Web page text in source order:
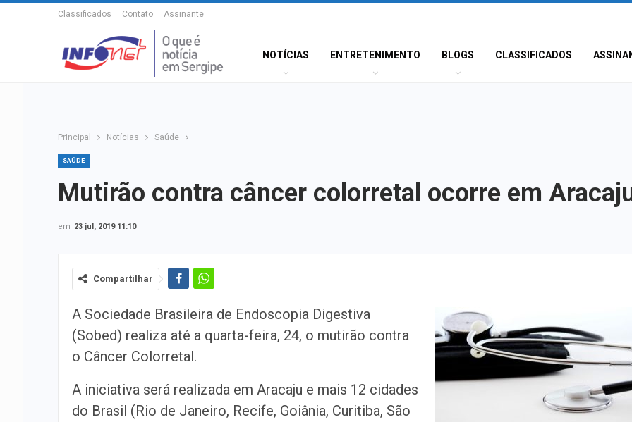
Classificados Contato Assinante
NOTÍCIAS ENTRETENIMENTO BLOGS CLASSIFICADOS
Principal Notícias Saúde
SAÚDE
Mutirão contra câncer colorretal ocorre em
em 23 jul, 2019 11:10
Compartilhar
A Sociedade Brasileira de Endoscopia Digestiva
(Sobed) realiza até a quarta-feira, 24, o mutirão contra
o Câncer Colorretal.
A iniciativa será realizada em Aracaju e mais 12 cidades
do Brasil (Rio de Janeiro, Recife, Goiânia, Curitiba, São
de crack
Champagne:
de Pai e Filho